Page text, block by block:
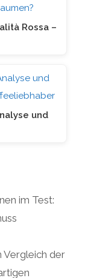
Rossa –
und
im Test:
Vergleich der